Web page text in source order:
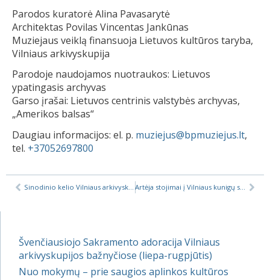
Parodos kuratorė Alina Pavasarytė
Architektas Povilas Vincentas Jankūnas
Muziejaus veiklą finansuoja Lietuvos kultūros taryba,
Vilniaus arkivyskupija
Parodoje naudojamos nuotraukos: Lietuvos
ypatingasis archyvas
Garso įrašai: Lietuvos centrinis valstybės archyvas,
„Amerikos balsas“
Daugiau informacijos: el. p. muziejus@bpmuziejus.lt,
tel. +37052697800
Sinodinio kelio Vilniaus arkivyskupijoje įžvalgų sintezė Artėja stojimai į Vilniaus kunigų seminariją
Švenčiausiojo Sakramento adoracija Vilniaus
arkivyskupijos bažnyčiose (liepa-rugpjūtis)
Nuo mokymų – prie saugios aplinkos kultūros